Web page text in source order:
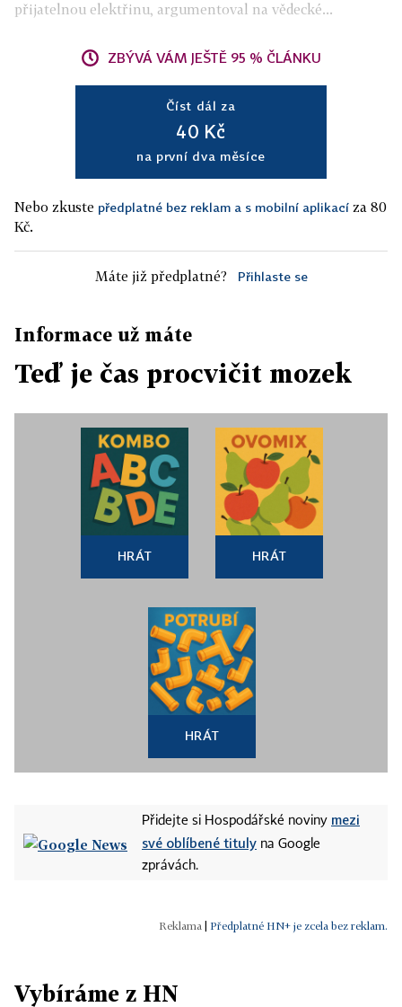
přijatelnou elektřinu, argumentoval na vědecké...
ZBÝVÁ VÁM JEŠTĚ 95 % ČLÁNKU
Číst dál za
40 Kč
na první dva měsíce
Nebo zkuste předplatné bez reklam a s mobilní aplikací za 80
Kč.
Máte již předplatné? Přihlaste se
Informace už máte
Teď je čas procvičit mozek
HRÁT HRÁT
HRÁT
Přidejte si Hospodářské noviny mezi
své oblíbené tituly na Google
zprávách.
Předplatné HN+ je zcela bez reklam.
Vybíráme z HN